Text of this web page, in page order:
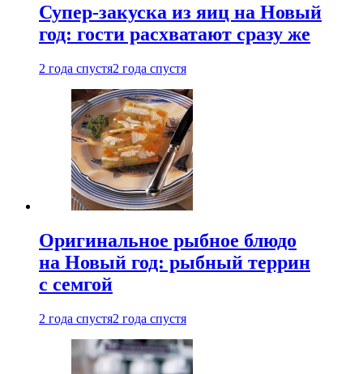
Супер-закуска из яиц на Новый
год: гости расхватают сразу же
2 года спустя2 года спустя
Оригинальное рыбное блюдо
на Новый год: рыбный террин
с семгой
2 года спустя2 года спустя